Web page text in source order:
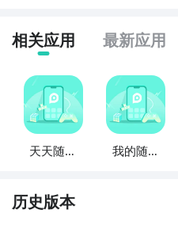
3. 《财务管家》：一款简
您实时掌握个人财务状况，
助您更好地管理和规划财务。
4. 《资产管家》：一款专
用，提供全面的资产记录
和投资组合跟踪，助您实
5. 《投资助手》：一款专
行情、研究报告和投资建议
相关应用 最新应用
天天随手
我的随手
历史版本